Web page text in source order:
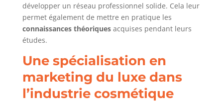
développer un réseau professionnel solide. Cela leur
permet également de mettre en pratique les
connaissances théoriquesacquises pendant leurs
études.
Une spécialisation en
marketing du luxe dans
l’industrie cosmétique